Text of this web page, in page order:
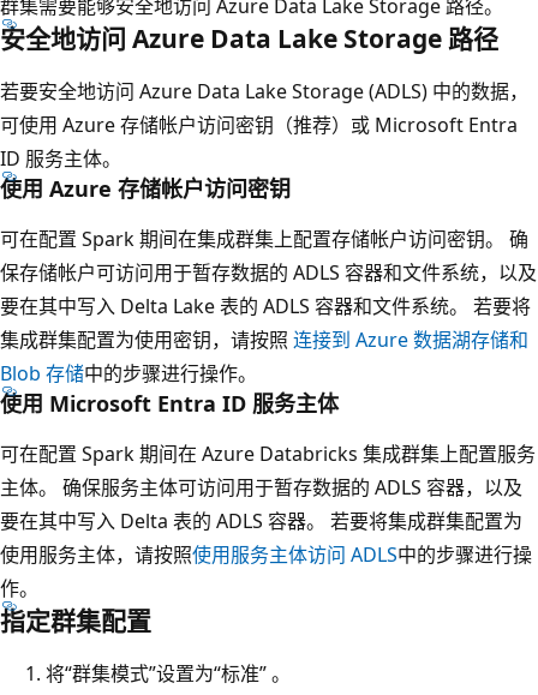
群集需要能够安全地访问 Azure Data Lake Storage 路径。
安全地访问 Azure Data Lake Storage 路径
若要安全地访问 Azure Data Lake Storage (ADLS) 中的数据，
可使用 Azure 存储帐户访问密钥（推荐）或 Microsoft Entra
ID 服务主体。
使用 Azure 存储帐户访问密钥
可在配置 Spark 期间在集成群集上配置存储帐户访问密钥。 确
保存储帐户可访问用于暂存数据的 ADLS 容器和文件系统，以及
要在其中写入 Delta Lake 表的 ADLS 容器和文件系统。 若要将
集成群集配置为使用密钥，请按照 连接到 Azure 数据湖存储和
Blob 存储中的步骤进行操作。
使用 Microsoft Entra ID 服务主体
可在配置 Spark 期间在 Azure Databricks 集成群集上配置服务
主体。 确保服务主体可访问用于暂存数据的 ADLS 容器，以及
要在其中写入 Delta 表的 ADLS 容器。 若要将集成群集配置为
使用服务主体，请按照使用服务主体访问 ADLS中的步骤进行操
作。
指定群集配置
将“群集模式”设置为“标准” 。